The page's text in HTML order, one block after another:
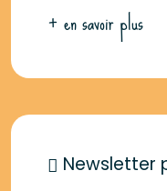
+ en savoir plus
Newsletter